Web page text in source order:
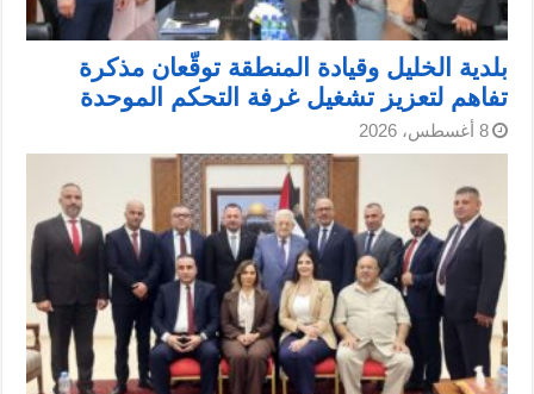
بلدية الخليل وقيادة المنطقة توقّعان مذكرة
تفاهم لتعزيز تشغيل غرفة التحكم الموحدة
8 أغسطس، 2026